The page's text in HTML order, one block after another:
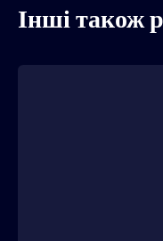
Інші також